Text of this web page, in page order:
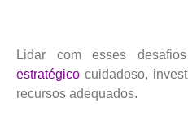
Lidar com esses
estratégico cuidadoso,
recursos adequados.